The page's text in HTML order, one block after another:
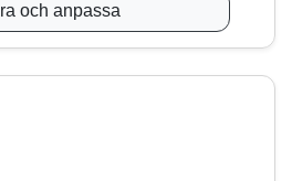
och anpassa